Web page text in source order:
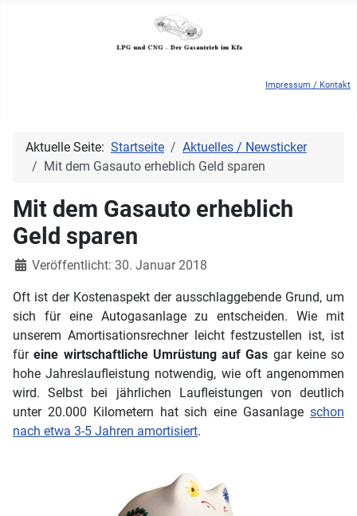
Impressum / Kontakt
Aktuelle Seite: Startseite
Aktuelles / Newsticker
Mit dem Gasauto erheblich Geld sparen
Mit dem Gasauto erheblich
Geld sparen
DetailsVeröffentlicht: 30. Januar 2018
Oft ist der Kostenaspekt der ausschlaggebende Grund, um
sich für eine Autogasanlage zu entscheiden. Wie mit
unserem Amortisationsrechner leicht festzustellen ist, ist
füreine wirtschaftliche Umrüstung auf Gas gar keine so
hohe Jahreslaufleistung notwendig, wie oft angenommen
wird. Selbst bei jährlichen Laufleistungen von deutlich
unter 20.000 Kilometern hat sich eine Gasanlage schon
nach etwa 3-5 Jahren amortisiert.